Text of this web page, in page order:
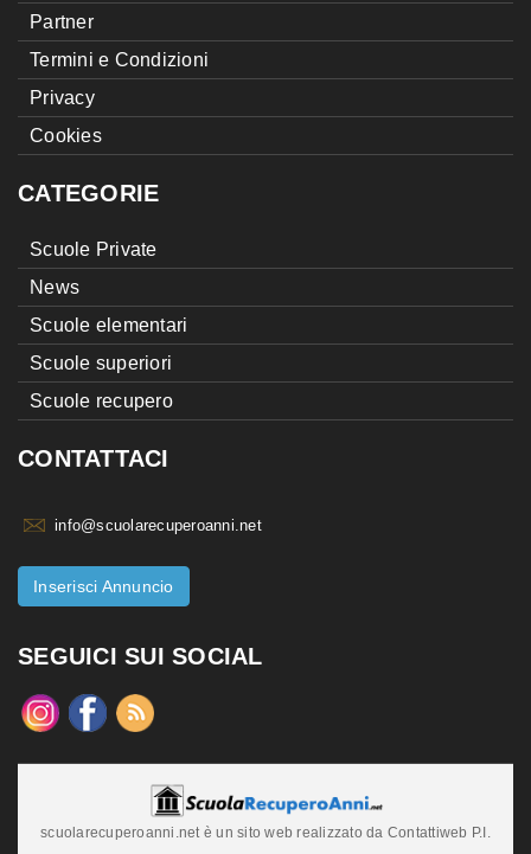
Partner
Termini e Condizioni
Privacy
Cookies
CATEGORIE
Scuole Private
News
Scuole elementari
Scuole superiori
Scuole recupero
CONTATTACI
info@scuolarecuperoanni.net
Inserisci Annuncio
SEGUICI SUI SOCIAL
scuolarecuperoanni.net è un sito web realizzato da Contattiweb P.I.